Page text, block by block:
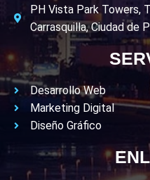
PH Vista Park Towers,
Carrasquilla, Ciudad de
Desarrollo Web
Marketing Digital
Diseño Gráfico